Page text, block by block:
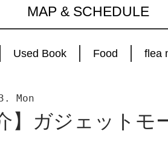
MAP & SCHEDULE
Used Book Food flea
Mon
】ガジェットモ